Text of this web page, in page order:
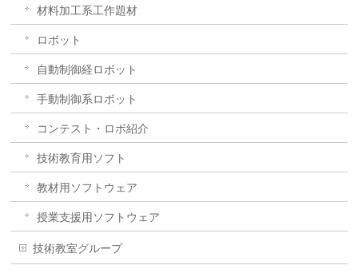
材料加工系工作題材
ロボット
自動制御経ロボット
手動制御系ロボット
コンテスト・ロボ紹介
技術教育用ソフト
教材用ソフトウェア
授業支援用ソフトウェア
技術教室グループ